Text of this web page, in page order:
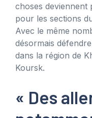
choses deviennent
pour les sections
Avec le même
désormais
dans la région de
Koursk.
« Des